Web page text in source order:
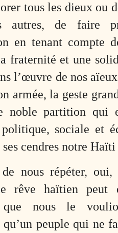
tous les dieux ou
autres, de faire
en tenant compte
fraternité et une
l’œuvre de nos
armée, la geste
noble partition qui
sociale et
ses cendres notre
nous répéter, oui,
rêve haïtien peut
que nous le
qu’un peuple qui ne